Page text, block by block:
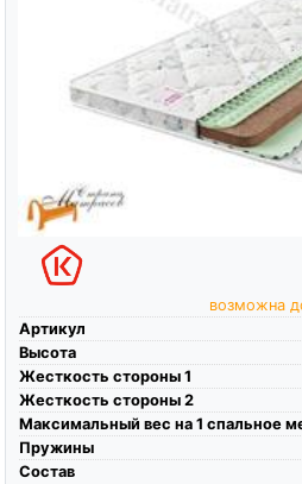
возможна
Артикул
Высота
Жесткость стороны 1
Жесткость стороны 2
Максимальный вес на 1 спальное
Пружины
Состав